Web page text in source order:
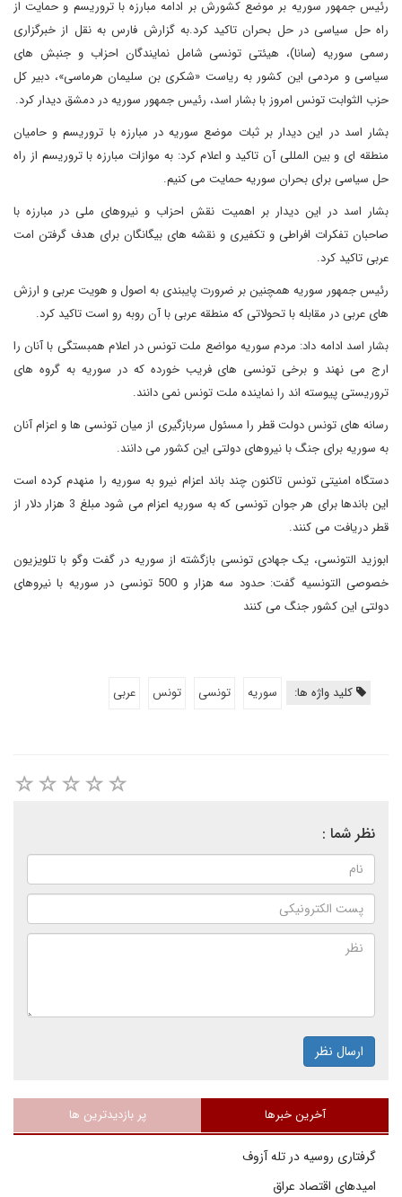
رئیس جمهور سوریه بر موضع کشورش بر ادامه مبارزه با تروریسم و حمایت از
راه حل سیاسی در حل بحران تاکید کرد.به گزارش فارس به نقل از خبرگزاری
رسمی سوریه (سانا)، هیئتی تونسی شامل نمایندگان احزاب و جنبش های
سیاسی و مردمی این کشور به ریاست «شکری بن سلیمان هرماسی»، دبیر کل
حزب الثوابت تونس امروز با بشار اسد، رئیس جمهور سوریه در دمشق دیدار کرد.
بشار اسد در این دیدار بر ثبات موضع سوریه در مبارزه با تروریسم و حامیان
منطقه ای و بین المللی آن تاکید و اعلام کرد: به موازات مبارزه با تروریسم از راه
حل سیاسی برای بحران سوریه حمایت می کنیم.
بشار اسد در این دیدار بر اهمیت نقش احزاب و نیروهای ملی در مبارزه با
صاحبان تفکرات افراطی و تکفیری و نقشه های بیگانگان برای هدف گرفتن امت
عربی تاکید کرد.
رئیس جمهور سوریه همچنین بر ضرورت پایبندی به اصول و هویت عربی و ارزش
های عربی در مقابله با تحولاتی که منطقه عربی با آن روبه رو است تاکید کرد.
بشار اسد ادامه داد: مردم سوریه مواضع ملت تونس در اعلام همبستگی با آنان را
ارج می نهند و برخی تونسی های فریب خورده که در سوریه به گروه های
تروریستی پیوسته اند را نماینده ملت تونس نمی دانند.
رسانه های تونس دولت قطر را مسئول سربازگیری از میان تونسی ها و اعزام آنان
به سوریه برای جنگ با نیروهای دولتی این کشور می دانند.
دستگاه امنیتی تونس تاکنون چند باند اعزام نیرو به سوریه را منهدم کرده است
این باندها برای هر جوان تونسی که به سوریه اعزام می شود مبلغ 3 هزار دلار از
قطر دریافت می کنند.
ابوزید التونسی، یک جهادی تونسی بازگشته از سوریه در گفت وگو با تلویزیون
خصوصی التونسیه گفت: حدود سه هزار و 500 تونسی در سوریه با نیروهای
دولتی این کشور جنگ می کنند
کلید واژه ها: سوریه تونسی تونس عربی
نظر شما :
ارسال نظر
آخرین خبرها پر بازدیدترین ها
گرفتاری روسیه در تله آزوف
امیدهای اقتصاد عراق